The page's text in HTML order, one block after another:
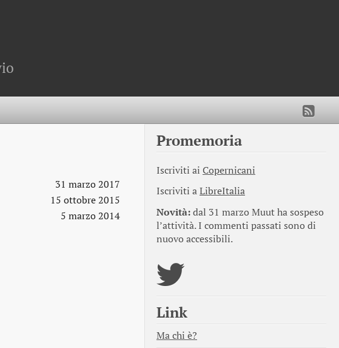
31 marzo 2017
15 ottobre 2015
5 marzo 2014
Promemoria
Iscriviti ai Copernicani
Iscriviti aLibreItalia
Novità:dal 31 marzo Muut ha sospeso
l’attività. I commenti passati sono di
nuovo accessibili.
Link
Ma chi è?